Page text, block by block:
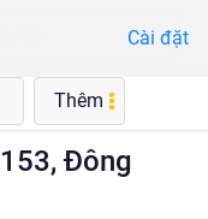
Cài đặt
Thêm
Đông